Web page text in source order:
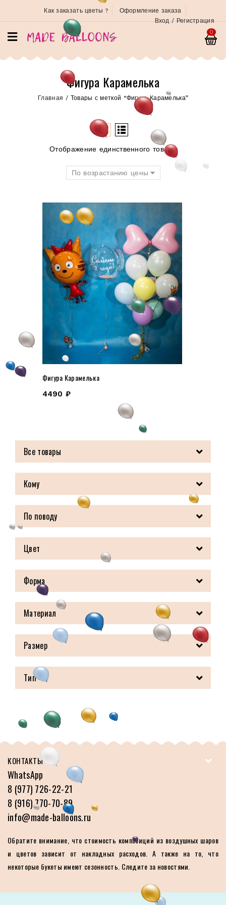
Как заказать цветы ?
Оформление заказа
Вход / Регистрация
0
Фигура Карамелька
Главная / Товары с меткой “Фигура Карамелька”
Отображение единственного товара
По возрастанию цены
Фигура Карамелька
4490 ₽
Все товары
Кому
По поводу
Цвет
Форма
Материал
Размер
Тип
КОНТАКТЫ
WhatsApp
8 (977) 726-22-21
8 (916) 770-70-89
info@made-balloons.ru
Обратите внимание, что стоимость композиций из воздушных шаров
и цветов зависит от накладных расходов. А также на то, что
некоторые букеты имеют сезонность. Следите за новостями.